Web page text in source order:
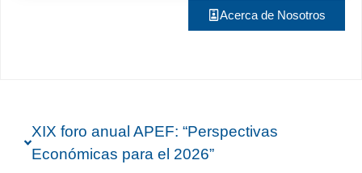
Acerca de Nosotros
XIX foro anual APEF: “Perspectivas
Económicas para el 2026”